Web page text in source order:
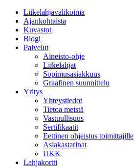
Liikelahjavalikoima
Ajankohtaista
Kuvastot
Blogi
Palvelut
Aineisto-ohje
Liikelahjat
Sopimusasiakkuus
Graafinen suunnittelu
Yritys
Yhteystiedot
Tietoa meistä
Vastuullisuus
Sertifikaatit
Eettinen ohjeistus toimittajille
Asiakastarinat
UKK
Lahjakortti